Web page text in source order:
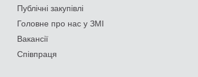
Публічні закупівлі
Головне про нас у ЗМІ
Вакансії
Співпраця